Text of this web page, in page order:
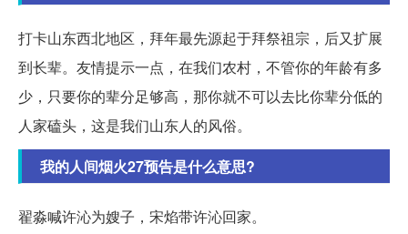
打卡山东西北地区，拜年最先源起于拜祭祖宗，后又扩展
到长辈。友情提示一点，在我们农村，不管你的年龄有多
少，只要你的辈分足够高，那你就不可以去比你辈分低的
人家磕头，这是我们山东人的风俗。
我的人间烟火27预告是什么意思?
翟淼喊许沁为嫂子，宋焰带许沁回家。